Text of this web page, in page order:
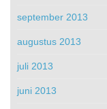
september 2013
augustus 2013
juli 2013
juni 2013